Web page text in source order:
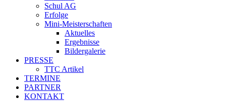
Schul AG
Erfolge
Mini-Meisterschaften
Aktuelles
Ergebnisse
Bildergalerie
PRESSE
TTC Artikel
TERMINE
PARTNER
KONTAKT